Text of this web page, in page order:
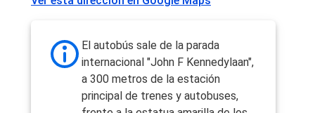
El autobús sale de la parada
internacional "John F Kennedylaan",
a 300 metros de la estación
principal de trenes y autobuses,